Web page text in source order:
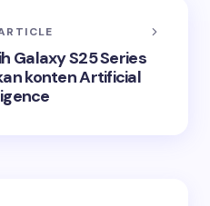
Galaxy S25 Series
konten Artificial